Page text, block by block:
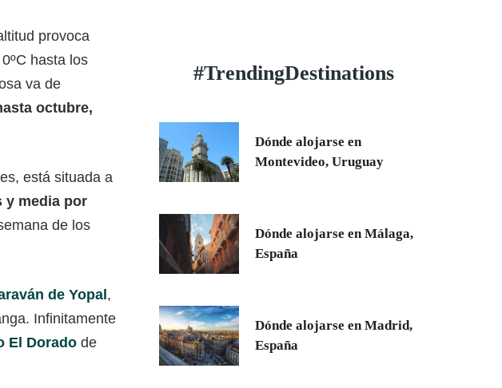
provoca
hasta los
va de
octubre,
está situada a
y media por
de los
de Yopal ,
Infinitamente
El Dorado de
#TrendingDestinations
Dónde alojarse en
Montevideo, Uruguay
Dónde alojarse en Málaga,
España
Dónde alojarse en Madrid,
España